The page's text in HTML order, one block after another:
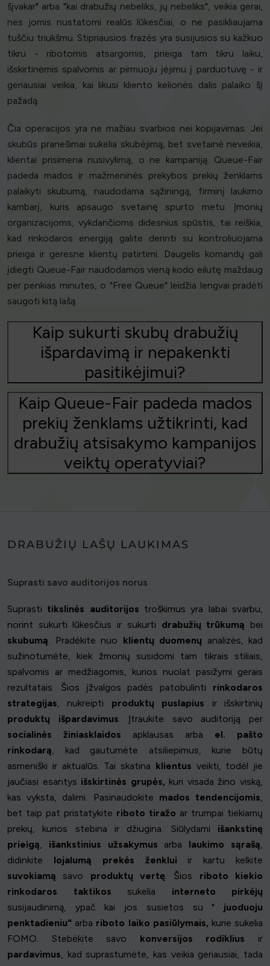
šįvakar" arba "kai drabužių nebeliks, jų nebeliks", veikia gerai,
nes jomis nustatomi realūs lūkesčiai, o ne pasikliaujama
tuščiu triukšmu. Stipriausios frazės yra susijusios su kažkuo
tikru - ribotomis atsargomis, prieiga tam tikru laiku,
išskirtinėmis spalvomis ar pirmuoju įėjimu į parduotuvę - ir
geriausiai veikia, kai likusi kliento kelionės dalis palaiko šį
pažadą.
Čia operacijos yra ne mažiau svarbios nei kopijavimas. Jei
skubūs pranešimai sukelia skubėjimą, bet svetainė neveikia,
klientai prisimena nusivylimą, o ne kampaniją. Queue-Fair
padeda mados ir mažmeninės prekybos prekių ženklams
palaikyti skubumą, naudodama sąžiningą, firminį laukimo
kambarį, kuris apsaugo svetainę spurto metu. Įmonių
organizacijoms, vykdančioms didesnius spūstis, tai reiškia,
kad rinkodaros energiją galite derinti su kontroliuojama
prieiga ir geresne klientų patirtimi. Daugelis komandų gali
įdiegti Queue-Fair naudodamos vieną kodo eilutę maždaug
per penkias minutes, o "Free Queue" leidžia lengvai pradėti
saugoti kitą lašą.
Kaip sukurti skubų drabužių
išpardavimą ir nepakenkti
pasitikėjimui?
Kaip Queue-Fair padeda mados
prekių ženklams užtikrinti, kad
drabužių atsisakymo kampanijos
veiktų operatyviai?
DRABUŽIŲ LAŠŲ LAUKIMAS
Suprasti savo auditorijos norus
Suprasti tikslinės auditorijos troškimus yra labai svarbu,
norint sukurti lūkesčius ir sukurti drabužių trūkumą bei
skubumą. Pradėkite nuo klientų duomenų analizės, kad
sužinotumėte, kiek žmonių susidomi tam tikrais stiliais,
spalvomis ar medžiagomis, kurios nuolat pasižymi gerais
rezultatais. Šios įžvalgos padės patobulinti rinkodaros
strategijas, nukreipti produktų puslapius ir išskirtinių
produktų išpardavimus. Įtraukite savo auditoriją per
socialinės žiniasklaidos apklausas arba el. pašto
rinkodarą, kad gautumėte atsiliepimus, kurie būtų
asmeniški ir aktualūs. Tai skatina klientus veikti, todėl jie
jaučiasi esantys išskirtinės grupės,kuri visada žino viską,
kas vyksta, dalimi. Pasinaudokite mados tendencijomis,
bet taip pat pristatykite riboto tiražo ar trumpai tiekiamų
prekių, kurios stebina ir džiugina. Siūlydami išankstinę
prieigą, išankstinius užsakymus arba laukimo sąrašą,
didinkite lojalumą prekės ženklui ir kartu kelkite
suvokiamą savo produktų vertę. Šios riboto kiekio
rinkodaros taktikos sukelia interneto pirkėjų
susijaudinimą, ypač kai jos susietos su " juoduoju
penktadieniu" arba riboto laiko pasiūlymais,kurie sukelia
FOMO. Stebėkite savo konversijos rodiklius ir
pardavimus, kad suprastumėte, kas veikia geriausiai, tada